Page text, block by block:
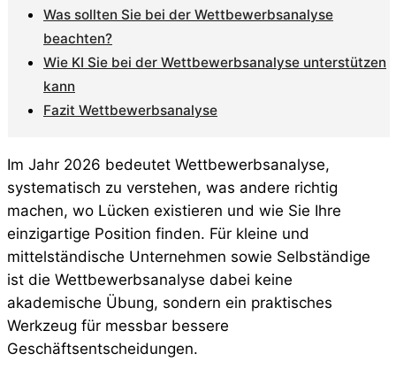
Was sollten Sie bei der Wettbewerbsanalyse
beachten?
Wie KI Sie bei der Wettbewerbsanalyse unterstützen
kann
Fazit Wettbewerbsanalyse
Im Jahr 2026 bedeutet Wettbewerbsanalyse,
systematisch zu verstehen, was andere richtig
machen, wo Lücken existieren und wie Sie Ihre
einzigartige Position finden. Für kleine und
mittelständische Unternehmen sowie Selbständige
ist die Wettbewerbsanalyse dabei keine
akademische Übung, sondern ein praktisches
Werkzeug für messbar bessere
Geschäftsentscheidungen.